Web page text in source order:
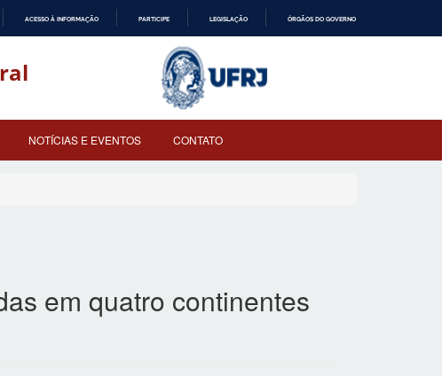
ACESSO À INFORMAÇÃO PARTICIPE LEGISLAÇÃO ÓRGÃOS DO GOVERNO
NOTÍCIAS E EVENTOS CONTATO
em quatro continentes